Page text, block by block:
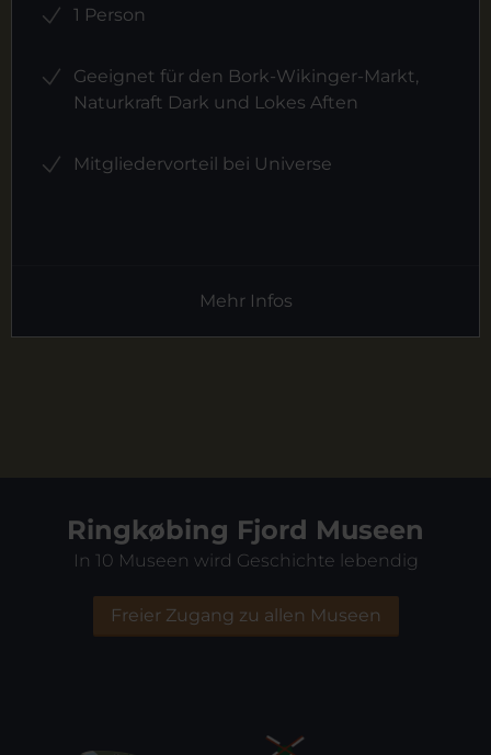
1 Person
Geeignet für den Bork-Wikinger-Markt,
Naturkraft Dark und Lokes Aften
Mitgliedervorteil bei Universe
Mehr Infos
Ringkøbing Fjord Museen
In 10 Museen wird Geschichte lebendig
Freier Zugang zu allen Museen